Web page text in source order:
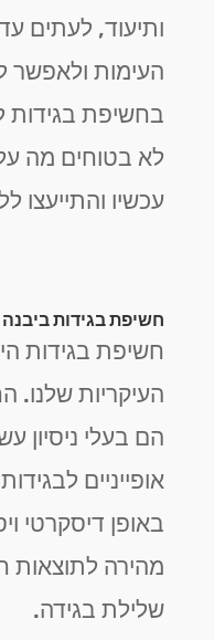
ותיעוד, לעתים
העימות ולאפשר
בחשיפת בגידות
לא בטוחים מה
עכשיו והתייעצו
חשיפת בגידות ביבנה
חשיפת בגידות
העיקריות שלנו.
הם בעלי ניסיון
אופייניים
באופן דיסקרטי
מהירה לתוצאות
שלילת בגידה.